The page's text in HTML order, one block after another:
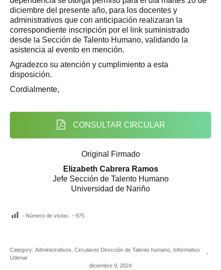
diciembre del presente año, para los docentes y
administrativos que con anticipación realizaran la
correspondiente inscripción por el link suministrado
desde la Sección de Talento Humano, validando la
asistencia al evento en mención.
Agradezco su atención y cumplimiento a esta
disposición.
Cordialmente,
CONSULTAR CIRCULAR
Original Firmado
Elizabeth Cabrera Ramos
Jefe Sección de Talento Humano
Universidad de Nariño
Número de vistas: 975
Category: Administrativos Circulares Dirección de Talento humano Informativo
Udenar
diciembre 9, 2024